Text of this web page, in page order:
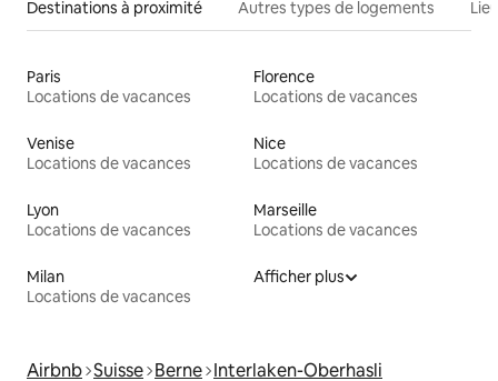
Destinations à proximité Autres types de logements
Paris
Locations de vacances
Florence
Locations de vacances
Venise
Locations de vacances
Nice
Locations de vacances
Lyon
Locations de vacances
Marseille
Locations de vacances
Milan
Locations de vacances
Afficher plus
Airbnb Suisse Berne Interlaken-Oberhasli